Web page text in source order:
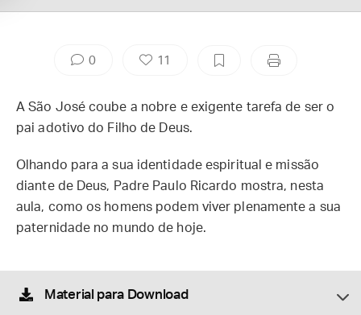
0 11
A São José coube a nobre e exigente tarefa de ser o
pai adotivo do Filho de Deus.
Olhando para a sua identidade espiritual e missão
diante de Deus, Padre Paulo Ricardo mostra, nesta
aula, como os homens podem viver plenamente a sua
paternidade no mundo de hoje.
Material para Download